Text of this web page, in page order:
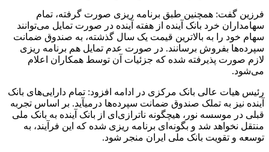
فرزین گفت: همچنین طبق برنامه ریزی صورت گرفته، تمام
سهامداران خرد بانک آینده از هفته آینده در صورت تمایل می‌توانند
سهام خود را به بالاترین قیمت یک سال گذشته، به صندوق ضمانت
سپرده‌ها بفروش برسانند. در صورت عدم تمایل هم برنامه ریزی
لازم صورت پذیرفته شده که جزئیات آن توسط همکاران اعلام
می‌شود.
رئیس هیات عالی بانک مرکزی در ادامه افزود: تمام دارایی‌های بانک
آینده نیز به تملک صندوق ضمانت سپرده‌ها درمی‎آید. بر اساس تجربه
قبلی در موسسه نور، هیچگونه ناترازی‌ای از بانک آینده به بانک ملی
منتقل نخواهد شد و بگونه‌ای برنامه ریزی شده که این فرآیند، به
توسعه و تقویت بانک ملی ایران منجر شود.